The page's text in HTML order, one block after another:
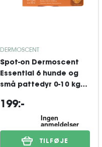
DERMOSCENT
Spot-on Dermoscent
Essential 6 hunde og
små pattedyr 0-10 kg
199:-
TILFØJE